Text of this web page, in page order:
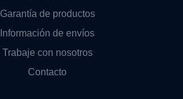
Garantía de productos
Información de envíos
Trabaje con nosotros
Contacto